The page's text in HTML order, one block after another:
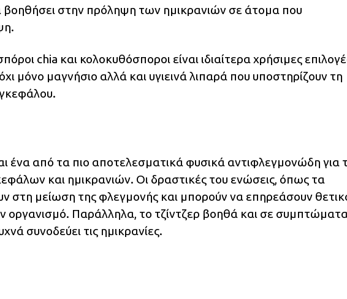
βοηθήσει στην πρόληψη των ημικρανιών σε άτομα που
chia και κολοκυθόσποροι είναι ιδιαίτερα χρήσιμες
μόνο μαγνήσιο αλλά και υγιεινά λιπαρά που υποστηρίζουν τη
ένα από τα πιο αποτελεσματικά φυσικά αντιφλεγμονώδη για
και ημικρανιών. Οι δραστικές του ενώσεις, όπως τα
στη μείωση της φλεγμονής και μπορούν να επηρεάσουν
οργανισμό. Παράλληλα, το τζίντζερ βοηθά και σε
συνοδεύει τις ημικρανίες.